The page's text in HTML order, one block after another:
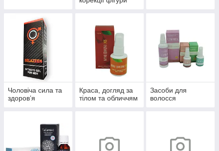
Чоловіча сила та
здоров’я
Краса, догляд за
тілом та обличчям
Засоби для
волосся